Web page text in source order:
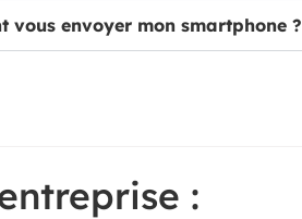
vous envoyer mon smartphone ?
: